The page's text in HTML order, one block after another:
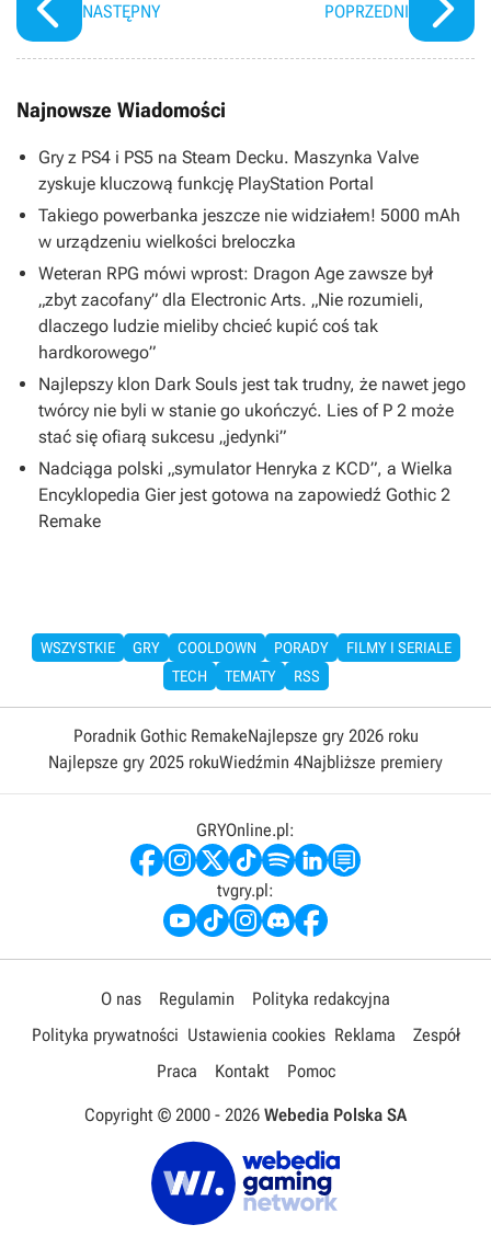
NASTĘPNY POPRZEDNI
Najnowsze Wiadomości
Gry z PS4 i PS5 na Steam Decku. Maszynka Valve
zyskuje kluczową funkcję PlayStation Portal
Takiego powerbanka jeszcze nie widziałem! 5000 mAh
w urządzeniu wielkości breloczka
Weteran RPG mówi wprost: Dragon Age zawsze był
„zbyt zacofany” dla Electronic Arts. „Nie rozumieli,
dlaczego ludzie mieliby chcieć kupić coś tak
hardkorowego”
Najlepszy klon Dark Souls jest tak trudny, że nawet jego
twórcy nie byli w stanie go ukończyć. Lies of P 2 może
stać się ofiarą sukcesu „jedynki”
Nadciąga polski „symulator Henryka z KCD”, a Wielka
Encyklopedia Gier jest gotowa na zapowiedź Gothic 2
Remake
WSZYSTKIE GRY COOLDOWN PORADY
FILMY I SERIALE
TECH
TEMATY RSS
Poradnik Gothic RemakeNajlepsze gry 2026 roku
Najlepsze gry 2025 rokuWiedźmin 4Najbliższe premiery
GRYOnline.pl:
tvgry.pl:
O nas Regulamin
Polityka redakcyjna
Polityka prywatności Ustawienia cookies Reklama
Zespół
Praca
Kontakt Pomoc
Copyright © 2000 - 2026 Webedia Polska SA